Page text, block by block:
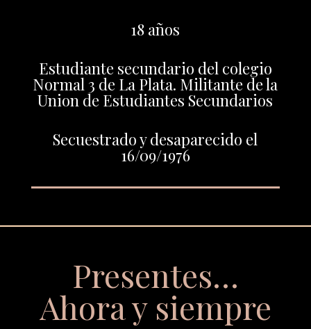
18 años
Estudiante secundario del colegio
Normal 3 de La Plata. Militante de la
Union de Estudiantes Secundarios
Secuestrado y desaparecido el
16/09/1976
Presentes…
Ahora y siempre